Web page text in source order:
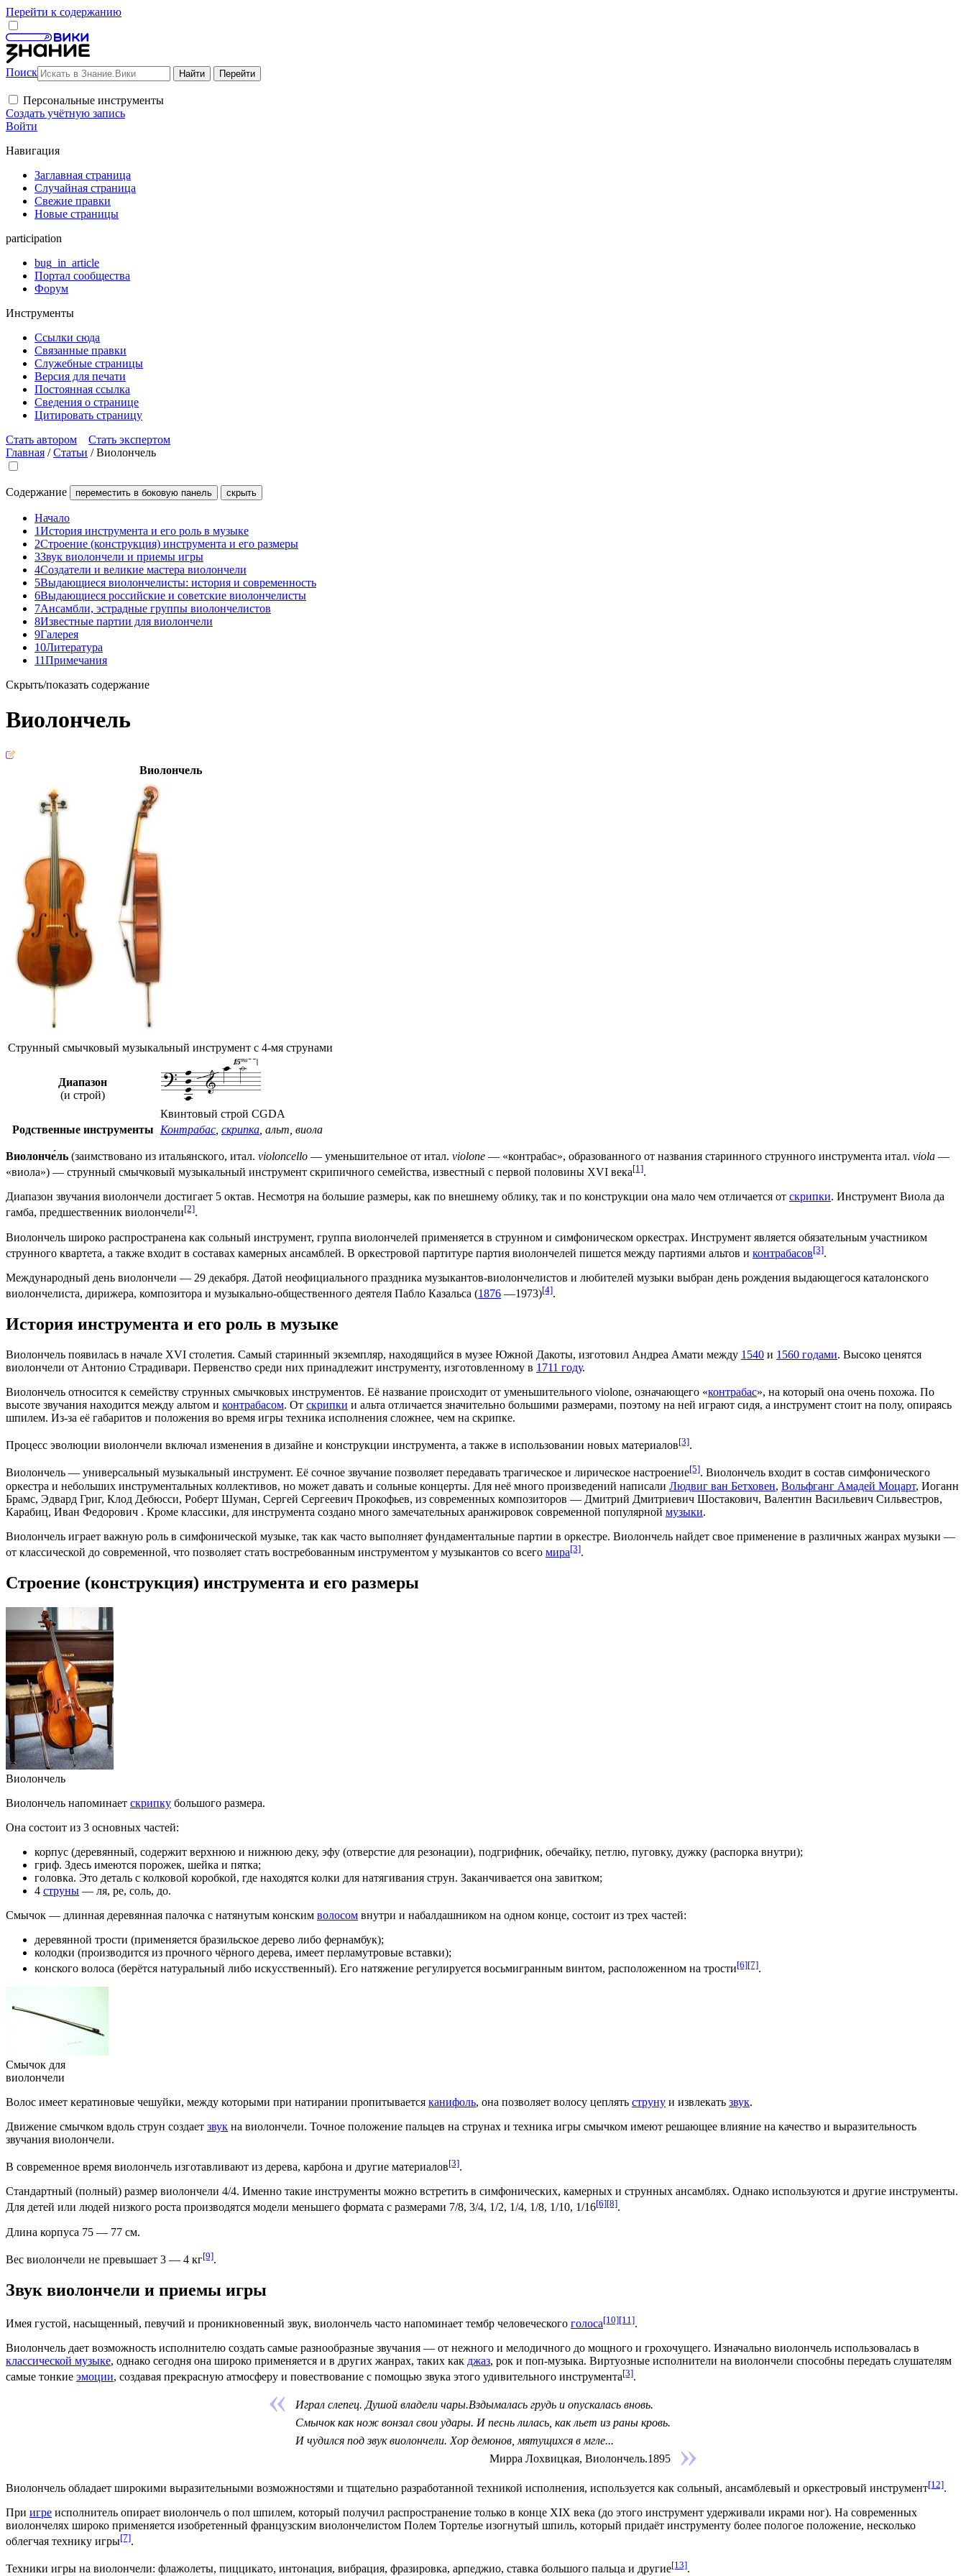
Перейти к содержанию
Поиск
Персональные инструменты
Создать учётную запись
Войти
Навигация
Заглавная страница
Случайная страница
Свежие правки
Новые страницы
participation
bug_in_article
Портал сообщества
Форум
Инструменты
Ссылки сюда
Связанные правки
Служебные страницы
Версия для печати
Постоянная ссылка
Сведения о странице
Цитировать страницу
Стать автором
Стать экспертом
Главная /Статьи /Виолончель
Содержание переместить в боковую панель скрыть
Начало
1История инструмента и его роль в музыке
2Строение (конструкция) инструмента и его размеры
3Звук виолончели и приемы игры
4Создатели и великие мастера виолончели
5Выдающиеся виолончелисты: история и современность
6Выдающиеся российские и советские виолончелисты
7Ансамбли, эстрадные группы виолончелистов
8Известные партии для виолончели
9Галерея
10Литература
11Примечания
Скрыть/показать содержание
Виолончель
Виолончель
Струнный смычковый музыкальный инструмент с 4-мя струнами
Диапазон
(и строй)
Квинтовый строй CGDA
Родственные инструменты
Контрабас скрипка альт виола
Виолонче́ль (заимствовано из итальянского, итал. violoncello — уменьшительное от итал. violone — «контрабас», образованного от названия старинного струнного инструмента итал. viola —
«виола») — струнный смычковый музыкальный инструмент скрипичного семейства, известный с первой половины XVI века[1].
Диапазон звучания виолончели достигает 5 октав. Несмотря на большие размеры, как по внешнему облику, так и по конструкции она мало чем отличается от скрипки. Инструмент Виола да
гамба, предшественник виолончели[2].
Виолончель широко распространена как сольный инструмент, группа виолончелей применяется в струнном и симфоническом оркестрах. Инструмент является обязательным участником
струнного квартета, а также входит в составах камерных ансамблей. В оркестровой партитуре партия виолончелей пишется между партиями альтов и контрабасов[3].
Международный день виолончели — 29 декабря. Датой неофициального праздника музыкантов-виолончелистов и любителей музыки выбран день рождения выдающегося каталонского
виолончелиста, дирижера, композитора и музыкально-общественного деятеля Пабло Казальса (1876 —1973)[4].
История инструмента и его роль в музыке
Виолончель появилась в начале XVI столетия. Самый старинный экземпляр, находящийся в музее Южной Дакоты, изготовил Андреа Амати между 1540 и 1560 годами. Высоко ценятся
виолончели от Антонио Страдивари. Первенство среди них принадлежит инструменту, изготовленному в 1711 году.
Виолончель относится к семейству струнных смычковых инструментов. Её название происходит от уменьшительного violone, означающего «контрабас», на который она очень похожа. По
высоте звучания находится между альтом и контрабасом. От скрипки и альта отличается значительно большими размерами, поэтому на ней играют сидя, а инструмент стоит на полу, опираясь
шпилем. Из-за её габаритов и положения во время игры техника исполнения сложнее, чем на скрипке.
Процесс эволюции виолончели включал изменения в дизайне и конструкции инструмента, а также в использовании новых материалов[3].
Виолончель — универсальный музыкальный инструмент. Её сочное звучание позволяет передавать трагическое и лирическое настроение[5]. Виолончель входит в состав симфонического
оркестра и небольших инструментальных коллективов, но может давать и сольные концерты. Для неё много произведений написали Людвиг ван Бетховен, Вольфганг Амадей Моцарт, Иоганн
Брамс, Эдвард Григ, Клод Дебюсси, Роберт Шуман, Сергей Сергеевич Прокофьев, из современных композиторов — Дмитрий Дмитриевич Шостакович, Валентин Васильевич Сильвестров,
Карабиц, Иван Федорович . Кроме классики, для инструмента создано много замечательных аранжировок современной популярной музыки.
Виолончель играет важную роль в симфонической музыке, так как часто выполняет фундаментальные партии в оркестре. Виолончель найдет свое применение в различных жанрах музыки —
от классической до современной, что позволяет стать востребованным инструментом у музыкантов со всего мира[3].
Строение (конструкция) инструмента и его размеры
Виолончель
Виолончель напоминает скрипку большого размера.
Она состоит из 3 основных частей:
корпус (деревянный, содержит верхнюю и нижнюю деку, эфу (отверстие для резонации), подгрифник, обечайку, петлю, пуговку, дужку (распорка внутри);
гриф. Здесь имеются порожек, шейка и пятка;
головка. Это деталь с колковой коробкой, где находятся колки для натягивания струн. Заканчивается она завитком;
4 струны — ля, ре, соль, до.
Смычок — длинная деревянная палочка с натянутым конским волосом внутри и набалдашником на одном конце, состоит из трех частей:
деревянной трости (применяется бразильское дерево либо фернамбук);
колодки (производится из прочного чёрного дерева, имеет перламутровые вставки);
конского волоса (берётся натуральный либо искусственный). Его натяжение регулируется восьмигранным винтом, расположенном на трости[6][7].
Смычок для
виолончели
Волос имеет кератиновые чешуйки, между которыми при натирании пропитывается канифоль, она позволяет волосу цеплять струну и извлекать звук.
Движение смычком вдоль струн создает звук на виолончели. Точное положение пальцев на струнах и техника игры смычком имеют решающее влияние на качество и выразительность
звучания виолончели.
В современное время виолончель изготавливают из дерева, карбона и другие материалов[3].
Стандартный (полный) размер виолончели 4/4. Именно такие инструменты можно встретить в симфонических, камерных и струнных ансамблях. Однако используются и другие инструменты.
Для детей или людей низкого роста производятся модели меньшего формата с размерами 7/8, 3/4, 1/2, 1/4, 1/8, 1/10, 1/16[6][8].
Дли­на кор­пу­са 75 — 77 см.
Вес виолончели не превышает 3 — 4 кг[9].
Звук виолончели и приемы игры
Имея густой, насыщенный, певучий и проникновенный звук, виолончель часто напоминает тембр человеческого голоса[10][11].
Виолончель дает возможность исполнителю создать самые разнообразные звучания — от нежного и мелодичного до мощного и грохочущего. Изначально виолончель использовалась в
классической музыке, однако сегодня она широко применяется и в других жанрах, таких как джаз, рок и поп-музыка. Виртуозные исполнители на виолончели способны передать слушателям
самые тонкие эмоции, создавая прекрасную атмосферу и повествование с помощью звука этого удивительного инструмента[3].
Играл слепец. Душой владели чары.Вздымалась грудь и опускалась вновь.
Смычок как нож вонзал свои удары. И песнь лилась, как льет из раны кровь.
И чудился под звук виолончели. Хор демонов, мятущихся в мгле...
Мирра Лохвицкая, Виолончель.1895
Виолончель обладает широкими выразительными возможностями и тщательно разработанной техникой исполнения, используется как сольный, ансамблевый и оркестровый инструмент[12].
При игре исполнитель опирает виолончель о пол шпилем, который получил распространение только в конце XIX века (до этого инструмент удерживали икрами ног). На современных
виолончелях широко применяется изобретенный французским виолончелистом Полем Тортелье изогнутый шпиль, который придаёт инструменту более пологое положение, несколько
облегчая технику игры[7].
Техники игры на виолончели: флажолеты, пиццикато, интонация, вибрация, фразировка, арпеджио, ставка большого пальца и другие[13].